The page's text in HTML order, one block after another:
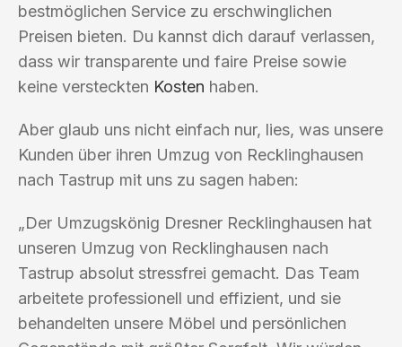
bestmöglichen Service zu erschwinglichen
Preisen bieten. Du kannst dich darauf verlassen,
dass wir transparente und faire Preise sowie
keine versteckten Kosten haben.
Aber glaub uns nicht einfach nur, lies, was unsere
Kunden über ihren Umzug von Recklinghausen
nach Tastrup mit uns zu sagen haben:
„Der Umzugskönig Dresner Recklinghausen hat
unseren Umzug von Recklinghausen nach
Tastrup absolut stressfrei gemacht. Das Team
arbeitete professionell und effizient, und sie
behandelten unsere Möbel und persönlichen